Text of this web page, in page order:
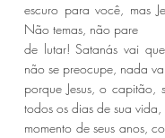
escuro para você, mas
Não temas, não pare
de lutar! Satanás vai
não se preocupe, nada
porque Jesus, o capitão,
todos os dias de sua
momento de seus anos,